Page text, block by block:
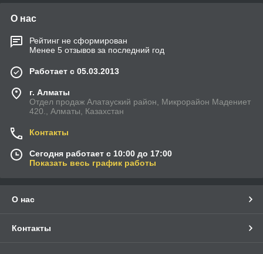
О нас
Рейтинг не сформирован
Менее 5 отзывов за последний год
Работает с 05.03.2013
г. Алматы
Отдел продаж Алатауский район, Микрорайон Мадениет
420., Алматы, Казахстан
Контакты
Сегодня работает с 10:00 до 17:00
Показать весь график работы
О нас
Контакты